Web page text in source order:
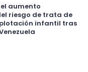
aumento
riesgo de trata de
infantil tras